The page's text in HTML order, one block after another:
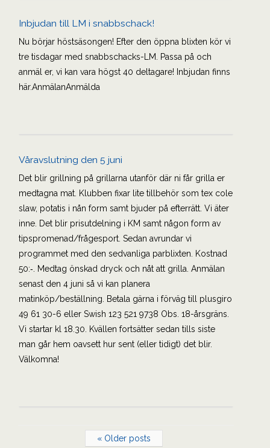
Inbjudan till LM i snabbschack!
Nu börjar höstsäsongen! Efter den öppna blixten kör vi
tre tisdagar med snabbschacks-LM. Passa på och
anmäl er, vi kan vara högst 40 deltagare! Inbjudan finns
här.AnmälanAnmälda
Våravslutning den 5 juni
Det blir grillning på grillarna utanför där ni får grilla er
medtagna mat. Klubben fixar lite tillbehör som tex cole
slaw, potatis i nån form samt bjuder på efterrätt. Vi äter
inne. Det blir prisutdelning i KM samt någon form av
tipspromenad/frågesport. Sedan avrundar vi
programmet med den sedvanliga parblixten. Kostnad
50:‐. Medtag önskad dryck och nåt att grilla. Anmälan
senast den 4 juni så vi kan planera
matinköp/beställning. Betala gärna i förväg till plusgiro
49 61 30-6 eller Swish 123 521 9738 Obs. 18-årsgräns.
Vi startar kl 18.30. Kvällen fortsätter sedan tills siste
man går hem oavsett hur sent (eller tidigt) det blir.
Välkomna!
« Older posts